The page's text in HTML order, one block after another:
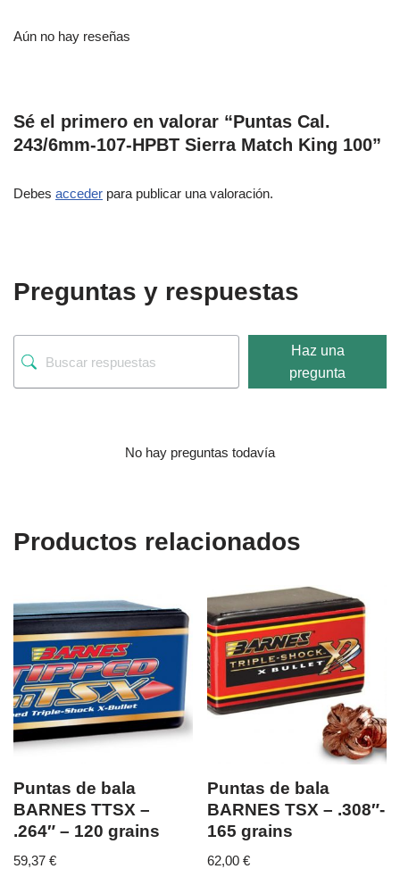
Aún no hay reseñas
Sé el primero en valorar “Puntas Cal.
243/6mm-107-HPBT Sierra Match King 100”
Debes acceder para publicar una valoración.
Preguntas y respuestas
Haz una
pregunta
No hay preguntas todavía
Productos relacionados
Puntas de bala
BARNES TTSX –
.264″ – 120 grains
59,37 €
Puntas de bala
BARNES TSX – .308″-
165 grains
62,00€